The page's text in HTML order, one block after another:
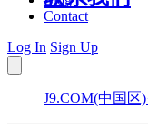
Contact
Log In Sign Up
J9.COM(中国区